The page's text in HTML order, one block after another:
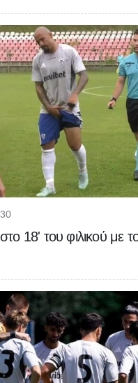
18' του φιλικού με